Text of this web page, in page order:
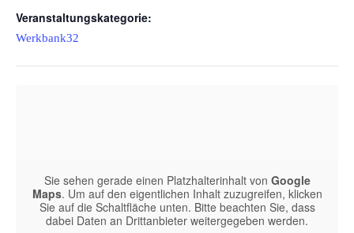
Veranstaltungskategorie:
Werkbank32
Sie sehen gerade einen Platzhalterinhalt von Google
Maps. Um auf den eigentlichen Inhalt zuzugreifen, klicken
Sie auf die Schaltfläche unten. Bitte beachten Sie, dass
dabei Daten an Drittanbieter weitergegeben werden.